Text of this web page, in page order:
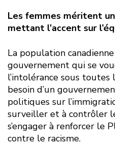
Les femmes méritent
mettant l’accent sur
La population canadienne
gouvernement qui se
l’intolérance sous toutes
besoin d’un
politiques sur
surveiller et à contrôler
s’engager à renforcer le
contre le racisme.